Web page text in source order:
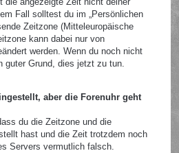
Fall solltest du im „Persönlichen
Zeitzone (Mitteleuropäische
kann dabei nur von
werden. Wenn du noch nicht
Grund, dies jetzt zu tun.
aber die Forenuhr geht
du die Zeitzone und die
hast und die Zeit trotzdem noch
Servers vermutlich falsch.